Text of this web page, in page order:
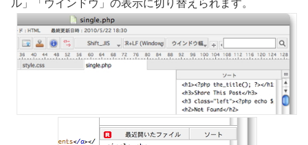
ル」「ウインドウ」の表示に切り替えられます。